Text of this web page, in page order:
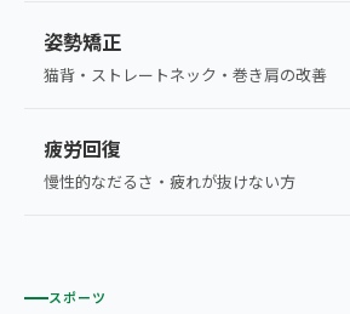
姿勢矯正
猫背・ストレートネック・巻き肩の改善
疲労回復
慢性的なだるさ・疲れが抜けない方
スポーツ